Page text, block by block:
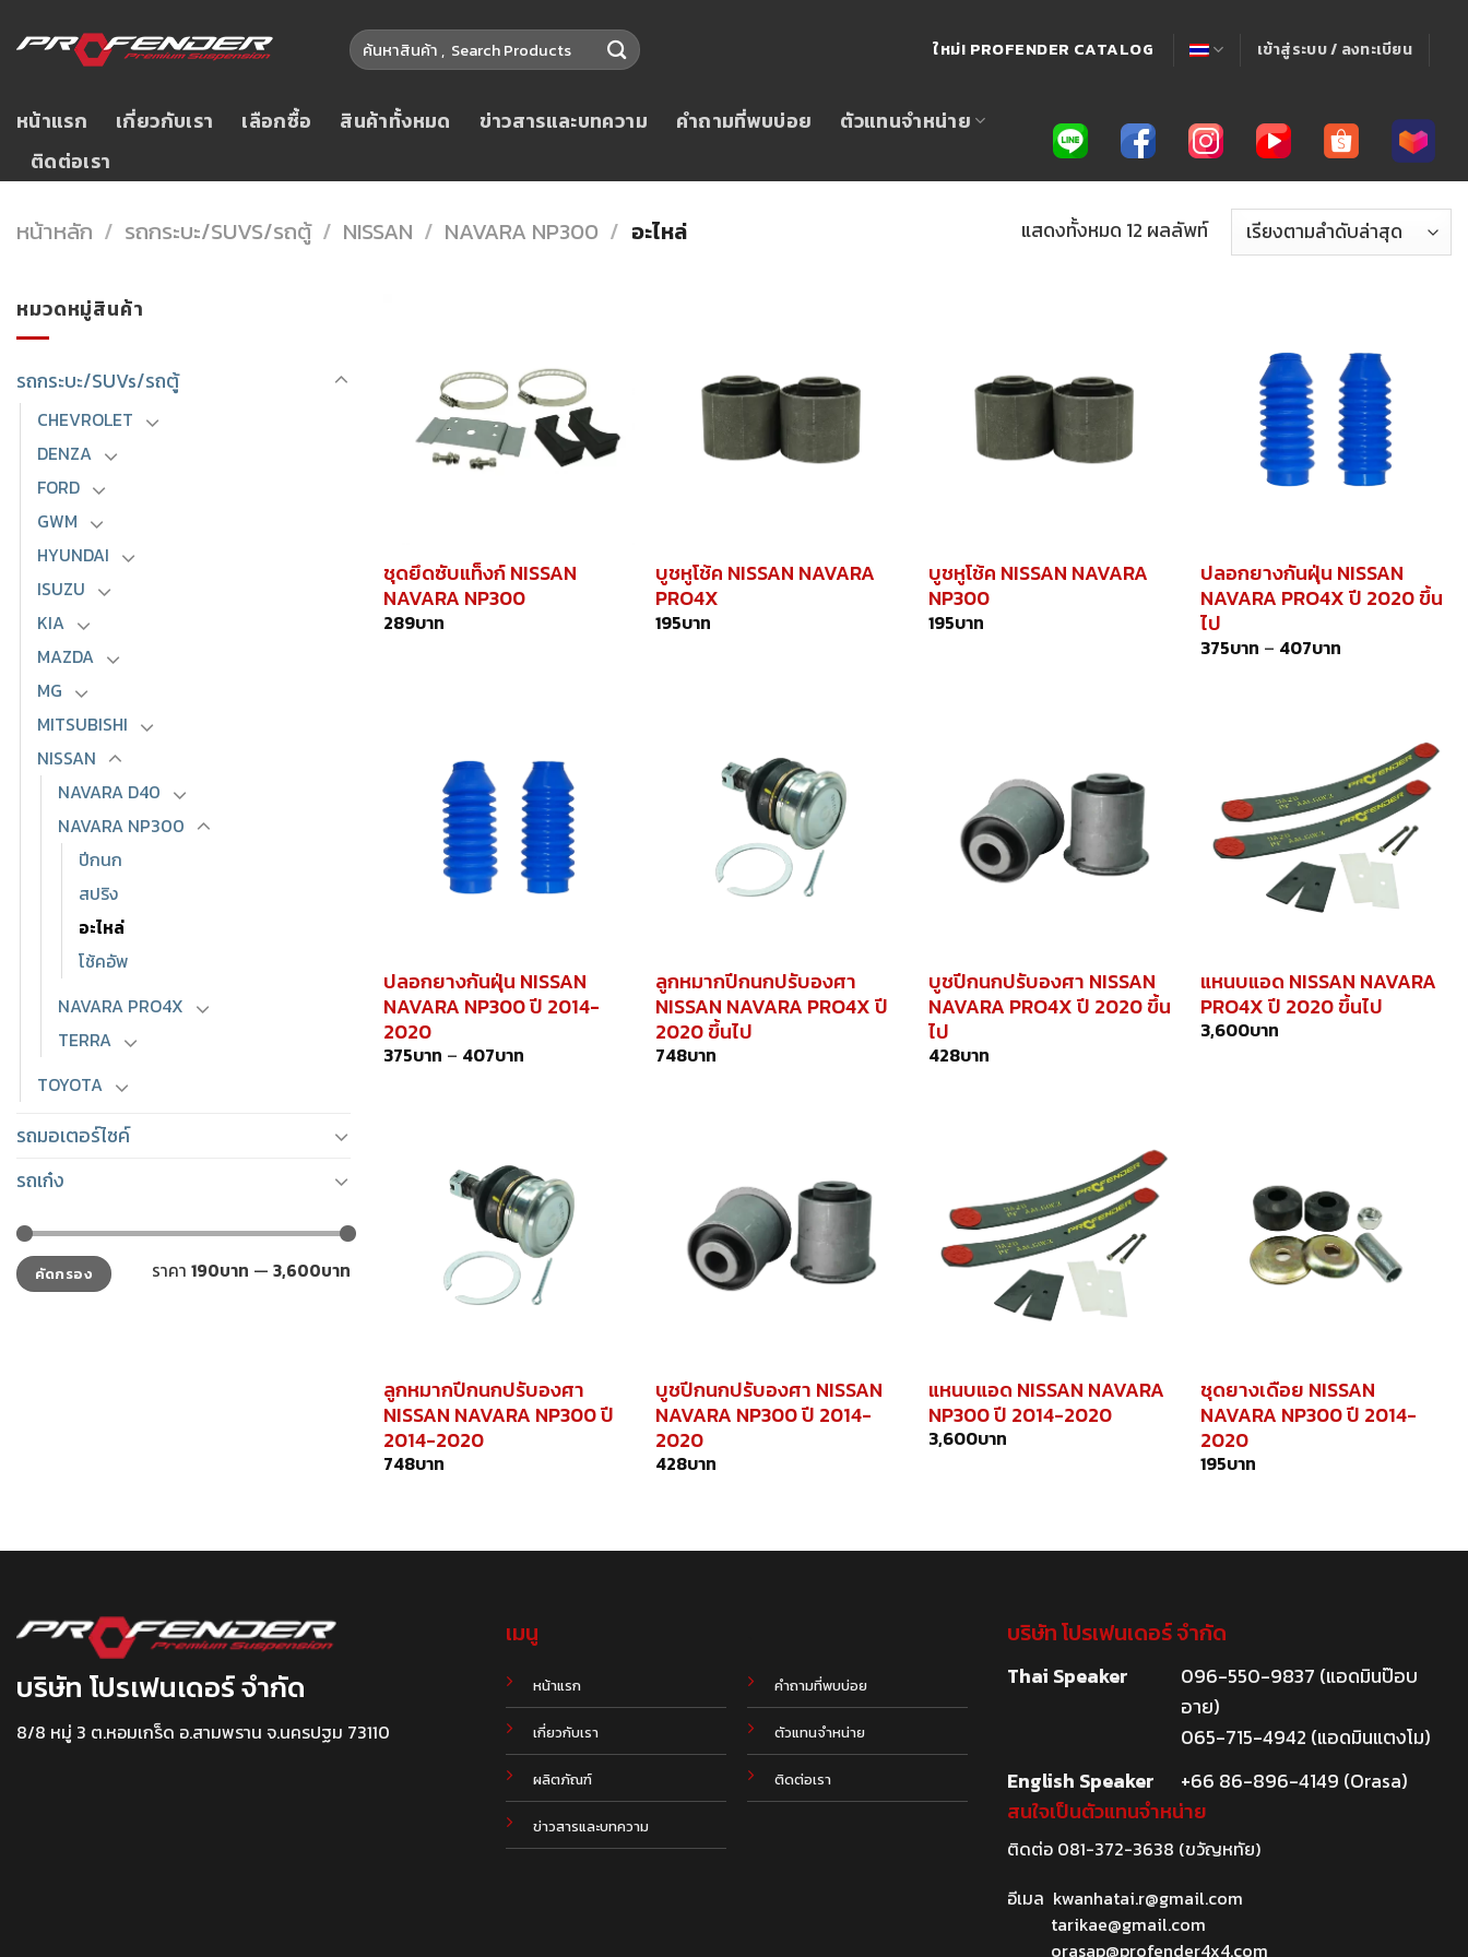
to
ค้นหา: ใหม่! PROFENDER CATALOG เข้าสู่ระบบ / ลงทะเบียน
หน้าแรก เกี่ยวกับเรา เลือกซื้อ สินค้าทั้งหมด ข่าวสารและบทความ คำถามที่พบบ่อย
ตัวแทนจำหน่าย
ติดต่อเรา
หน้าหลัก / รถกระบะ/SUVS/รถตู้ / NISSAN / NAVARA NP300 / อะไหล่ แสดงทั้งหมด 12 ผลลัพท์
หมวดหมู่สินค้า
รถกระบะ/SUVs/รถตู้
CHEVROLET
DENZA
FORD
GWM
HYUNDAI
ISUZU
KIA
MAZDA
MG
MITSUBISHI
NISSAN
NAVARA D40
NAVARA NP300
ปีกนก
สปริง
อะไหล่
โช้คอัพ
NAVARA PRO4X
TERRA
TOYOTA
รถมอเตอร์ไซค์
รถเก๋ง
ราคา
ต่ำ
สุด
ราคา
สูงสุดคัดกรอง ราคา 190บาท — 3,600บาท
ชุดยึดซับแท็งก์ NISSAN
NAVARA NP300
289บาท
บูชหูโช้ค NISSAN NAVARA
PRO4X
195บาท
บูชหูโช้ค NISSAN NAVARA
NP300
195บาท
ปลอกยางกันฝุ่น NISSAN
NAVARA PRO4X ปี 2020 ขึ้น
ไป
375บาท – 407บาท
ปลอกยางกันฝุ่น NISSAN
NAVARA NP300 ปี 2014-
2020
375บาท – 407บาท
ลูกหมากปีกนกปรับองศา
NISSAN NAVARA PRO4X ปี
2020 ขึ้นไป
748บาท
บูชปีกนกปรับองศา NISSAN
NAVARA PRO4X ปี 2020 ขึ้น
ไป
428บาท
แหนบแอด NISSAN NAVARA
PRO4X ปี 2020 ขึ้นไป
3,600บาท
ลูกหมากปีกนกปรับองศา
NISSAN NAVARA NP300 ปี
2014-2020
748บาท
บูชปีกนกปรับองศา NISSAN
NAVARA NP300 ปี 2014-
2020
428บาท
แหนบแอด NISSAN NAVARA
NP300 ปี 2014-2020
3,600บาท
ชุดยางเดือย NISSAN
NAVARA NP300 ปี 2014-
2020
195บาท
บริษัท โปรเฟนเดอร์ จำกัด
8/8 หมู่ 3 ต.หอมเกร็ด อ.สามพราน จ.นครปฐม 73110
เมนู
หน้าแรก
เกี่ยวกับเรา
ผลิตภัณฑ์
ข่าวสารและบทความ
คำถามที่พบบ่อย
ตัวแทนจำหน่าย
ติดต่อเรา
บริษัท โปรเฟนเดอร์ จำกัด
Thai Speaker
096-550-9837 (แอดมินป๊อบ
อาย)
065-715-4942 (แอดมินแตงโม)
English Speaker
+66 86-896-4149 (Orasa)
สนใจเป็นตัวแทนจำหน่าย
ติดต่อ 081-372-3638 (ขวัญหทัย)
อีเมล kwanhatai.r@gmail.com
tarikae@gmail.com
orasap@profender4x4.com